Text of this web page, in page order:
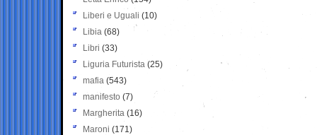
Liberi e Uguali (10)
Libia (68)
Libri (33)
Liguria Futurista (25)
mafia (543)
manifesto (7)
Margherita (16)
Maroni (171)